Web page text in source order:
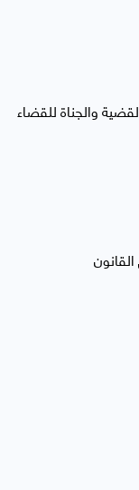
والجناة للقضاء